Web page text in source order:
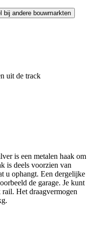
bij andere bouwmarkten
uit de track
is een metalen haak om
is deels voorzien van
u ophangt. Een dergelijke
de garage. Je kunt
Het draagvermogen